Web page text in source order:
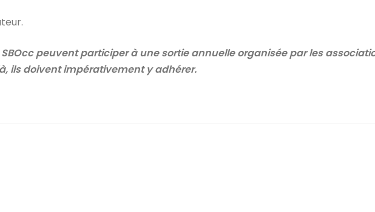
peuvent participer à une sortie annuelle organisée par les
ils doivent impérativement y adhérer.